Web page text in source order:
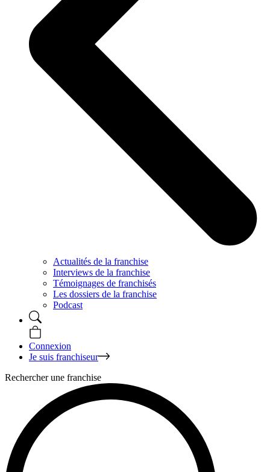
Actualités de la franchise
Interviews de la franchise
Témoignages de franchisés
Les dossiers de la franchise
Podcast
Connexion
Je suis franchiseur
Rechercher une franchise